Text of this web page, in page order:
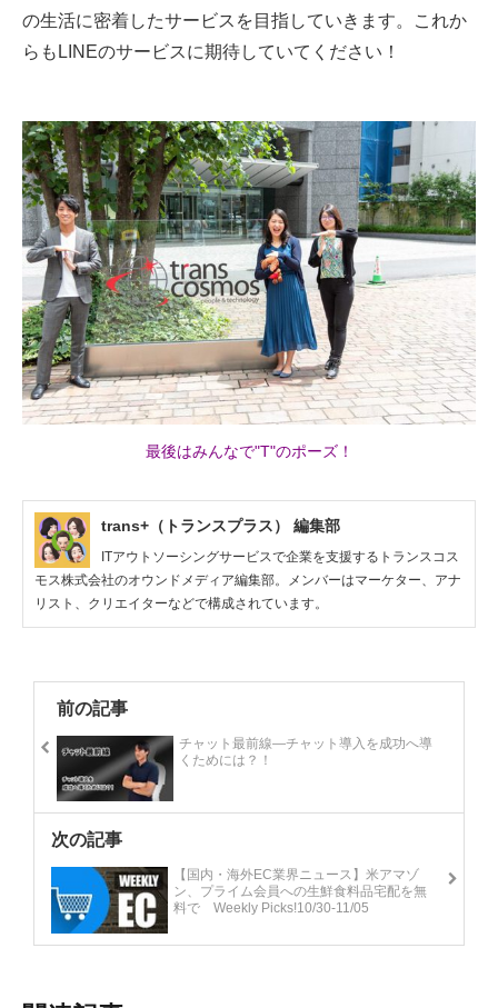
の生活に密着したサービスを目指していきます。これか
らもLINEのサービスに期待していてください！
最後はみんなで"T"のポーズ！
trans+（トランスプラス） 編集部
ITアウトソーシングサービスで企業を支援するトランスコス
モス株式会社のオウンドメディア編集部。メンバーはマーケター、アナ
リスト、クリエイターなどで構成されています。
前の記事
チャット最前線―チャット導入を成功へ導
くためには？！
次の記事
【国内・海外EC業界ニュース】米アマゾ
ン、プライム会員への生鮮食料品宅配を無
料で Weekly Picks!10/30-11/05